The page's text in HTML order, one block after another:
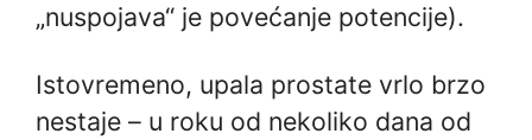
„nuspojava“ je povećanje potencije).
Istovremeno, upala prostate vrlo brzo
nestaje – u roku od nekoliko dana od